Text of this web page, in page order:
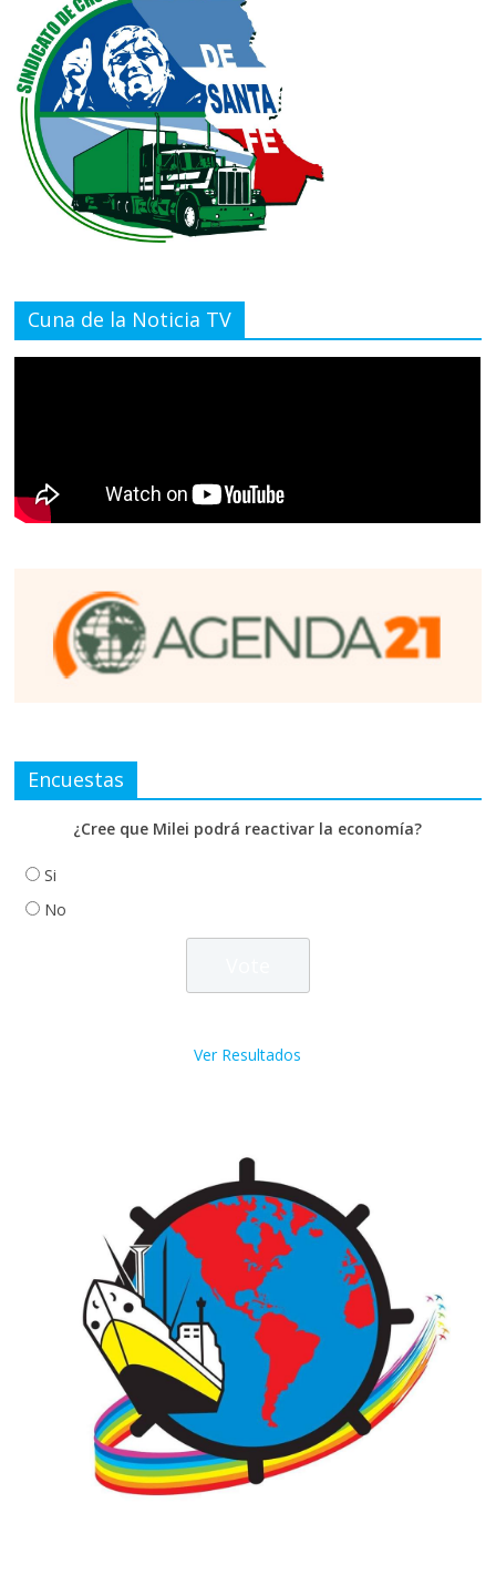
Cuna de la Noticia TV
Encuestas
¿Cree que Milei podrá reactivar la economía?
Si
No
Ver Resultados